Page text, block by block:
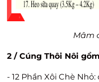
Mâm
2 / Cúng Thôi Nôi
- 12 Phần Xôi Chè